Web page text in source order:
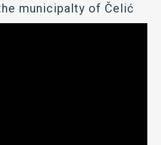
municipalty of Čelić